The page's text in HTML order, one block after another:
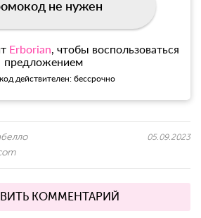
не нужен
Erborian, чтобы воспользоваться
предложением
действителен: бессрочно
05.09.2023
КОММЕНТАРИЙ